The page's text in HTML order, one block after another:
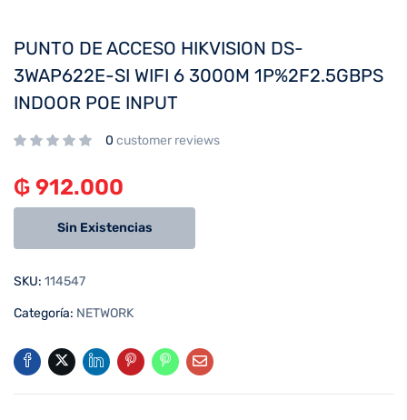
PUNTO DE ACCESO HIKVISION DS-
3WAP622E-SI WIFI 6 3000M 1P%2F2.5GBPS
INDOOR POE INPUT
0 customer reviews
₲ 912.000
Sin Existencias
SKU: 114547
Categoría: NETWORK